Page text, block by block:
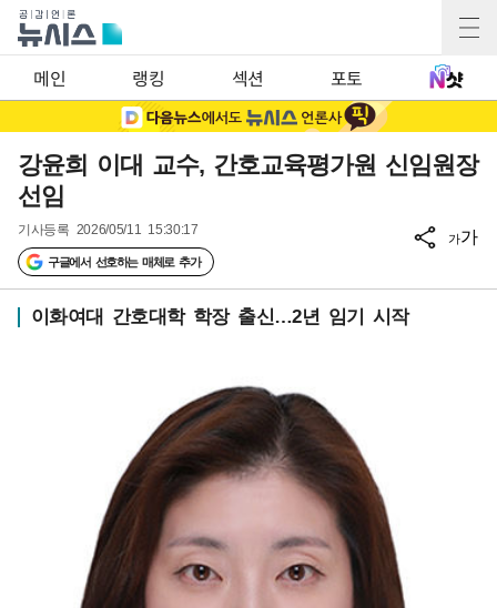
메인 랭킹 섹션 포토
강윤희 이대 교수, 간호교육평가원 신임원장
선임
기사등록 2026/05/11 15:30:17
구글에서 선호하는 매체로 추가
가가
이화여대 간호대학 학장 출신…2년 임기 시작